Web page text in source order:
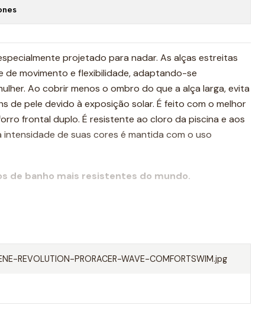
projetado para nadar. As alças estreitas
movimento e flexibilidade, adaptando-se
Ao cobrir menos o ombro do que a alça larga, evita
de pele devido à exposição solar. É feito com o melhor
frontal duplo. É resistente ao cloro da piscina e aos
intensidade de suas cores é mantida com o uso
de banho mais resistentes do mundo.
REVOLUTION-PRORACER-WAVE-COMFORTSWIM.jpg